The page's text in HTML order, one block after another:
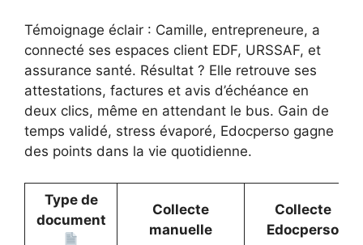
Témoignage éclair : Camille, entrepreneure, a
connecté ses espaces client EDF, URSSAF, et
assurance santé. Résultat ? Elle retrouve ses
attestations, factures et avis d’échéance en
deux clics, même en attendant le bus. Gain de
temps validé, stress évaporé, Edocperso gagne
des points dans la vie quotidienne.
Type de
document
Collecte
manuelle
Collecte
Edocperso